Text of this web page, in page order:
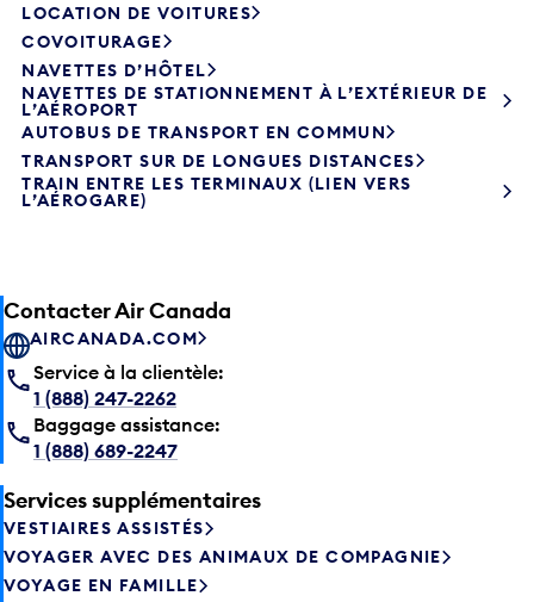
LOCATION DE VOITURES
COVOITURAGE
NAVETTES D’HÔTEL
NAVETTES DE STATIONNEMENT À L’EXTÉRIEUR DE
L’AÉROPORT
AUTOBUS DE TRANSPORT EN COMMUN
TRANSPORT SUR DE LONGUES DISTANCES
TRAIN ENTRE LES TERMINAUX (LIEN VERS
L’AÉROGARE)
Contacter Air Canada
AIRCANADA.COM
Service à la clientèle:
1 (888) 247-2262
Baggage assistance:
1 (888) 689-2247
Services supplémentaires
VESTIAIRES ASSISTÉS
VOYAGER AVEC DES ANIMAUX DE COMPAGNIE
VOYAGE EN FAMILLE